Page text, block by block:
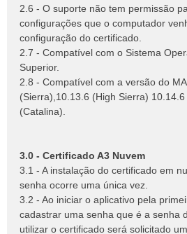
2.6 - O suporte não tem permissão
configurações que o computador
configuração do certificado.
2.7 - Compatível com o Sistema
Superior.
2.8 - Compatível com a versão do
(Sierra),10.13.6 (High Sierra)
(Catalina).
3.0 - Certificado A3 Nuvem
3.1 - A instalação do certificado em
senha ocorre uma única vez.
3.2 - Ao iniciar o aplicativo pela
cadastrar uma senha que é a senha
utilizar o certificado será solicitado